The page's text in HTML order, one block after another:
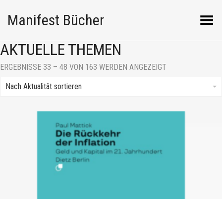
Manifest Bücher Menü umschalten
AKTUELLE THEMEN
ERGEBNISSE 33 – 48 VON 163 WERDEN ANGEZEIGT
Nach Aktualität sortieren